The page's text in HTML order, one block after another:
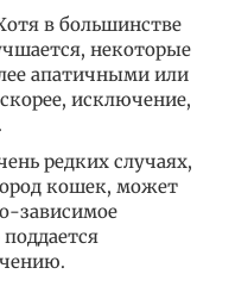
в большинстве
некоторые
апатичными или
исключение,
редких случаях,
кошек, может
зависимое